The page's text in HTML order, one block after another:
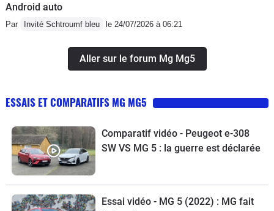
Android auto
Par Invité Schtroumf bleu le 24/07/2026 à 06:21
Aller sur le forum Mg Mg5
ESSAIS ET COMPARATIFS MG MG5
Comparatif vidéo - Peugeot e-308
SW VS MG 5 : la guerre est déclarée
Essai vidéo - MG 5 (2022) : MG fait